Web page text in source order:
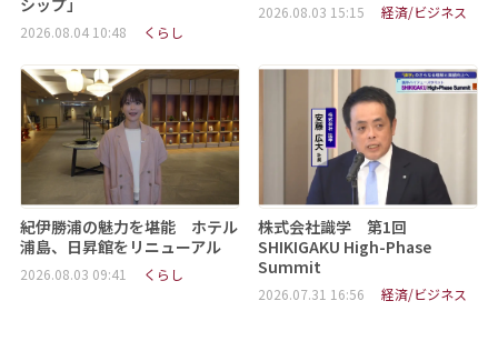
2026.08.04 10:48 くらし
2026.08.03 15:15 経済/ビジネス
紀伊勝浦の魅力を堪能 ホテル
浦島、日昇館をリニューアル
2026.08.03 09:41 くらし
株式会社識学 第1回
SHIKIGAKU High-Phase
Summit
2026.07.31 16:56 経済/ビジネス